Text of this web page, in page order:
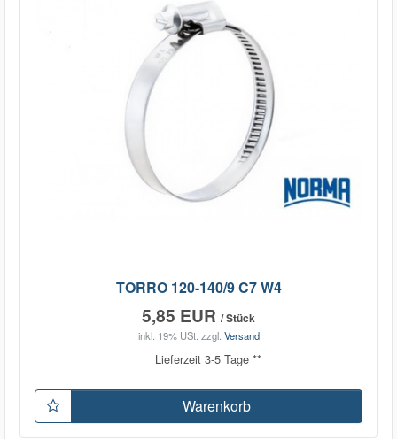
TORRO 120-140/9 C7 W4
5,85 EUR / Stück
inkl. 19% USt. zzgl. Versand
Lieferzeit 3-5 Tage **
Warenkorb